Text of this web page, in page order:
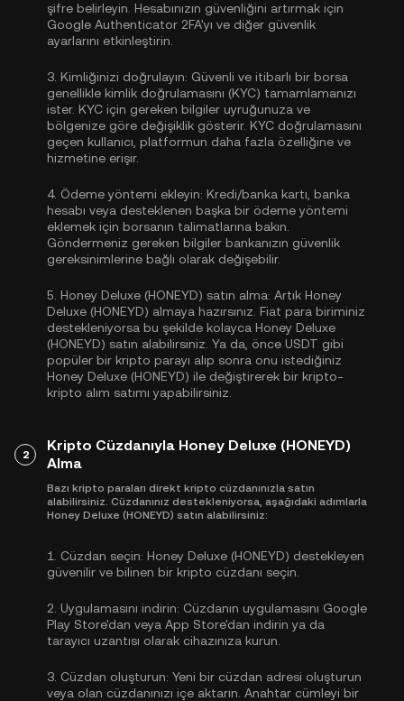
şifre belirleyin. Hesabınızın güvenliğini artırmak için
Google Authenticator 2FA'yı ve diğer güvenlik
ayarlarını etkinleştirin.
3. Kimliğinizi doğrulayın: Güvenli ve itibarlı bir borsa
genellikle kimlik doğrulamasını (KYC) tamamlamanızı
ister. KYC için gereken bilgiler uyruğunuza ve
bölgenize göre değişiklik gösterir. KYC doğrulamasını
geçen kullanıcı, platformun daha fazla özelliğine ve
hizmetine erişir.
4. Ödeme yöntemi ekleyin: Kredi/banka kartı, banka
hesabı veya desteklenen başka bir ödeme yöntemi
eklemek için borsanın talimatlarına bakın.
Göndermeniz gereken bilgiler bankanızın güvenlik
gereksinimlerine bağlı olarak değişebilir.
5. Honey Deluxe (HONEYD) satın alma: Artık Honey
Deluxe (HONEYD) almaya hazırsınız. Fiat para biriminiz
destekleniyorsa bu şekilde kolayca Honey Deluxe
(HONEYD) satın alabilirsiniz. Ya da, önce USDT gibi
popüler bir kripto parayı alıp sonra onu istediğiniz
Honey Deluxe (HONEYD) ile değiştirerek bir kripto-
kripto alım satımı yapabilirsiniz.
2
Kripto Cüzdanıyla Honey Deluxe (HONEYD)
Alma
Bazı kripto paraları direkt kripto cüzdanınızla satın
alabilirsiniz. Cüzdanınız destekleniyorsa, aşağıdaki adımlarla
Honey Deluxe (HONEYD) satın alabilirsiniz:
1. Cüzdan seçin: Honey Deluxe (HONEYD) destekleyen
güvenilir ve bilinen bir kripto cüzdanı seçin.
2. Uygulamasını indirin: Cüzdanın uygulamasını Google
Play Store'dan veya App Store'dan indirin ya da
tarayıcı uzantısı olarak cihazınıza kurun.
3. Cüzdan oluşturun: Yeni bir cüzdan adresi oluşturun
veya olan cüzdanınızı içe aktarın. Anahtar cümleyi bir